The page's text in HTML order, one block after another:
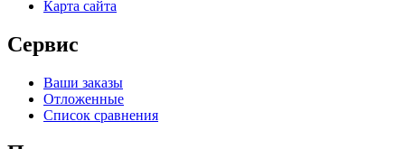
Карта сайта
Сервис
Ваши заказы
Отложенные
Список сравнения